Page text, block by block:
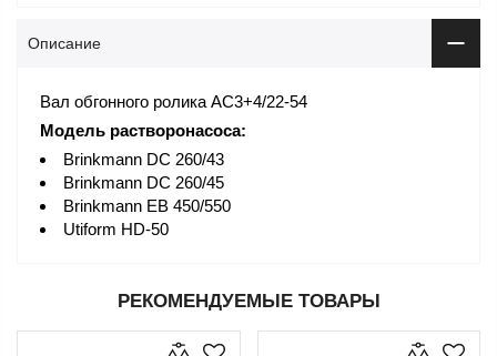
Описание
Вал обгонного ролика AC3+4/22-54
Модель растворонасоса:
Brinkmann DC 260/43
Brinkmann DC 260/45
Brinkmann EB 450/550
Utiform HD-50
РЕКОМЕНДУЕМЫЕ ТОВАРЫ